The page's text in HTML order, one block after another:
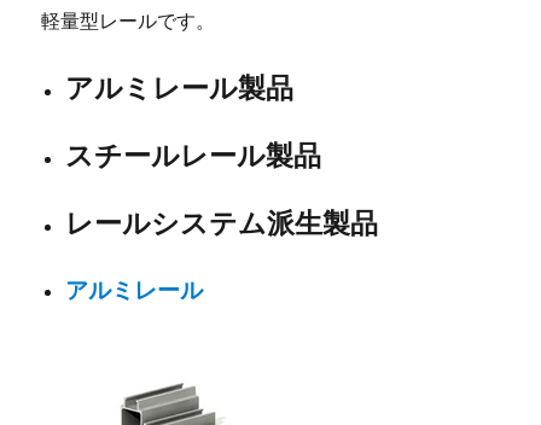
軽量型レールです。
アルミレール製品
スチールレール製品
レールシステム派生製品
アルミレール